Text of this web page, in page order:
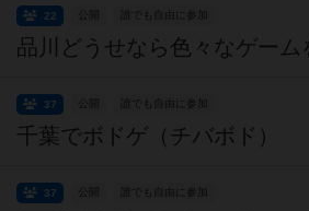
品川どうせなら色々なゲーム
公開 誰でも自由に参加
22
千葉でボドゲ（チバボド）
公開 誰でも自由に参加
37
公開 誰でも自由に参加
37